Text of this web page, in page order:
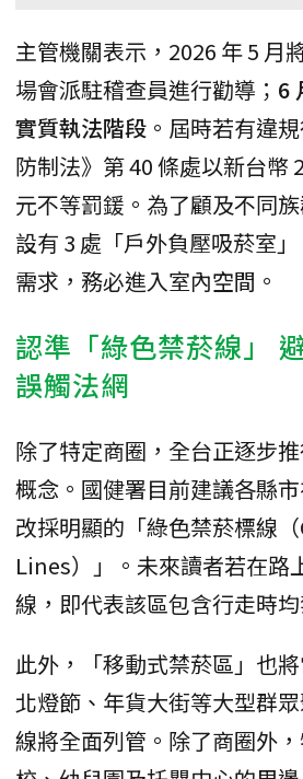
主管機關表示，2026 年 5 月
場會派駐稽查員進行勸導； 6
實質執法階段 。屆時若有違
防制法》第 40 條處以新台幣
元不等罰鍰。為了顧及不同
設有 3 處「戶外負壓吸菸室
需求，務必進入室內空間。
認準「綠色禁菸線」
誤觸法網
除了特定商圈，全台正逐步推
概念。國健署目前建議各縣
改採明顯的「綠色禁菸標線
Lines）」。未來讀者若在路
線，即代表該區包含行走時均
此外，「移動式禁菸區」也
北燈節、年貨大街等大型群
線將全面列管。除了商圈外